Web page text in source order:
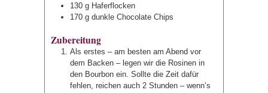
130 g Haferflocken
170 g dunkle Chocolate Chips
Zubereitung
Als erstes – am besten am Abend vor
dem Backen – legen wir die Rosinen in
den Bourbon ein. Sollte die Zeit dafür
fehlen, reichen auch 2 Stunden – wenn’s